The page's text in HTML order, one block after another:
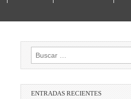
Buscar:
ENTRADAS RECIENTES